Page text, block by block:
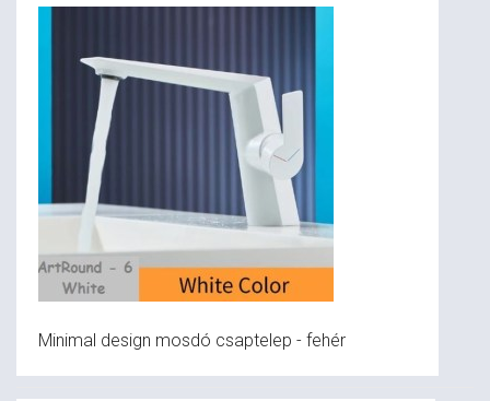
Minimal design mosdó csaptelep - fehér